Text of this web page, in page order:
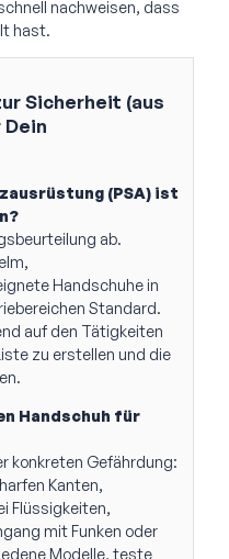
nachweisen, dass
hast.
Sicherheit (aus
(PSA) ist
ab.
Handschuhe in
Standard.
auf den Tätigkeiten
zu erstellen und die
Handschuh für
konkreten Gefährdung:
Kanten,
Flüssigkeiten,
mit Funken oder
Modelle, teste